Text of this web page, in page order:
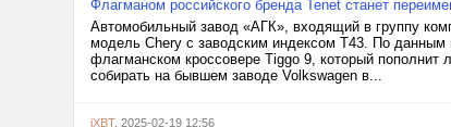
Флагманом российского бренда Tenet станет
Автомобильный завод «АГК», входящий в группу
модель Chery с заводским индексом T43. По данным
флагманском кроссовере Tiggo 9, который
собирать на бывшем заводе Volkswagen в...
iXBT, 2025-02-19 12:56